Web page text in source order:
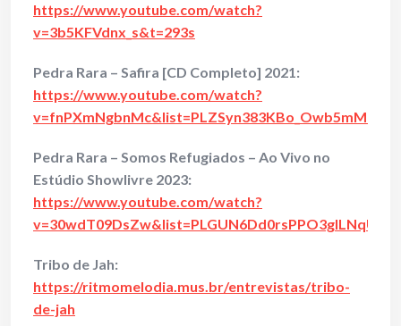
https://www.youtube.com/watch?
v=3b5KFVdnx_s&t=293s
Pedra Rara – Safira [CD Completo] 2021:
https://www.youtube.com/watch?
Pedra Rara – Somos Refugiados – Ao Vivo no
Estúdio Showlivre 2023:
https://www.youtube.com/watch?
Tribo de Jah:
https://ritmomelodia.mus.br/entrevistas/tribo-
de-jah